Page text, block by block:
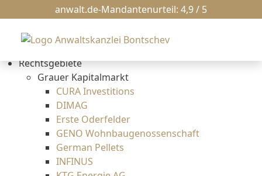
Kanzlei
Erbrecht
Bankrecht
Rechtsgebiete
Grauer Kapitalmarkt
CURA Investitions
DIMAG
Erste Oderfelder
GENO Wohnbaugenossenschaft
German Pellets
INFINUS
anwalt.de-Mandantenurteil: 4,9 / 5